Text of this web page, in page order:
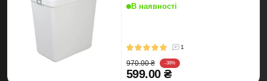
В наявності
1
970.00 ₴ -38%
599.00 ₴